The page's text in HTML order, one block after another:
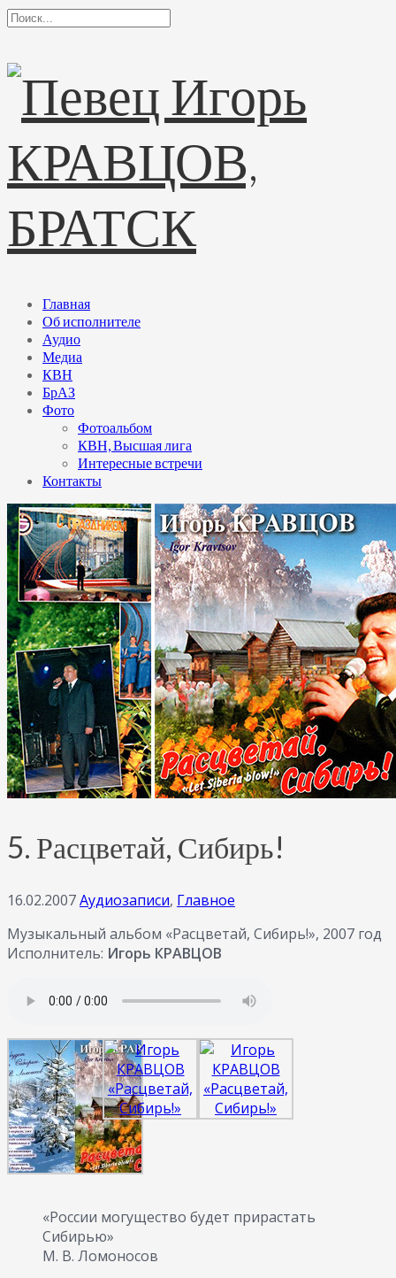
Главная
Об исполнителе
Аудио
Медиа
КВН
БрАЗ
Фото
Фотоальбом
КВН, Высшая лига
Интересные встречи
Контакты
5. Расцветай, Сибирь!
16.02.2007Аудиозаписи, Главное
Музыкальный альбом «Расцветай, Сибирь!», 2007 год
Исполнитель: Игорь КРАВЦОВ
«России могущество будет прирастать
Сибирью»
М. В. Ломоносов